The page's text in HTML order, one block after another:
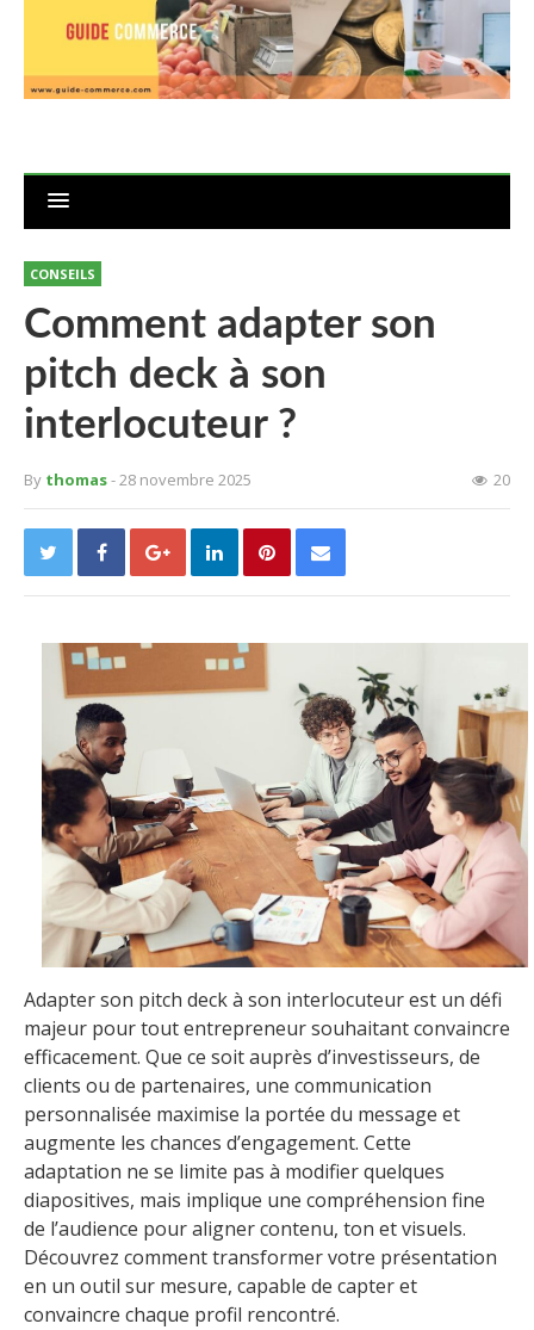
CONSEILS
Comment adapter son
pitch deck à son
interlocuteur ?
By thomas- 28 novembre 2025 20
Adapter son pitch deck à son interlocuteur est un défi
majeur pour tout entrepreneur souhaitant convaincre
efficacement. Que ce soit auprès d’investisseurs, de
clients ou de partenaires, une communication
personnalisée maximise la portée du message et
augmente les chances d’engagement. Cette
adaptation ne se limite pas à modifier quelques
diapositives, mais implique une compréhension fine
de l’audience pour aligner contenu, ton et visuels.
Découvrez comment transformer votre présentation
en un outil sur mesure, capable de capter et
convaincre chaque profil rencontré.